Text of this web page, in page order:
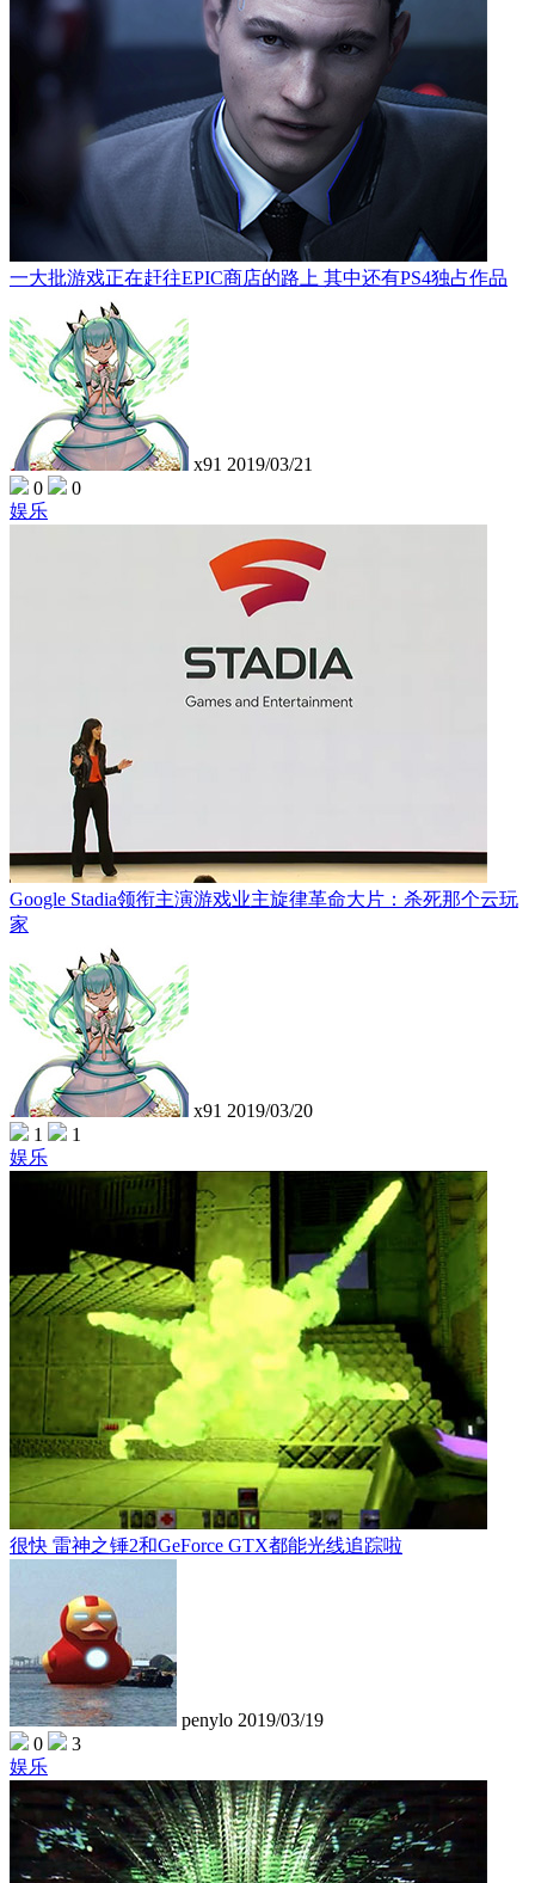
一大批游戏正在赶往EPIC商店的路上 其中还有PS4独占作品
x91 2019/03/21
0
0
娱乐
Google Stadia领衔主演游戏业主旋律革命大片：杀死那个云玩
家
x91 2019/03/20
1
1
娱乐
很快 雷神之锤2和GeForce GTX都能光线追踪啦
penylo 2019/03/19
0
3
娱乐